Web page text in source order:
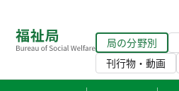
局の分野別
刊行物・動画